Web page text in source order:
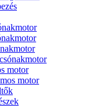
motor
motor